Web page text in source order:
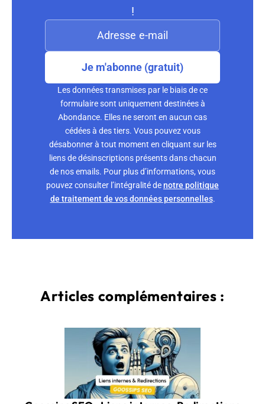
!
Je m'abonne (gratuit)
Les données transmises par le biais de ce
formulaire sont uniquement destinées à
Abondance. Elles ne seront en aucun cas
cédées à des tiers. Vous pouvez vous
désabonner à tout moment en cliquant sur les
liens de désinscriptions présents dans chacun
de nos emails. Pour plus d’informations, vous
pouvez consulter l’intégralité denotre politique
de traitement de vos données personnelles.
Articles complémentaires :